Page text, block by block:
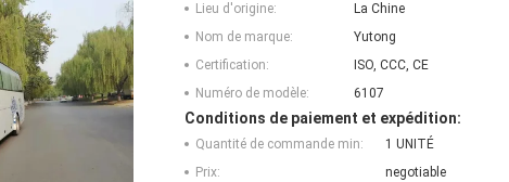
Lieu d'origine:
La Chine
Nom de marque:
Yutong
Certification:
ISO, CCC, CE
Numéro de modèle:
6107
Conditions de paiement et expédition:
Quantité de commande min:
1 UNITÉ
Prix:
negotiable